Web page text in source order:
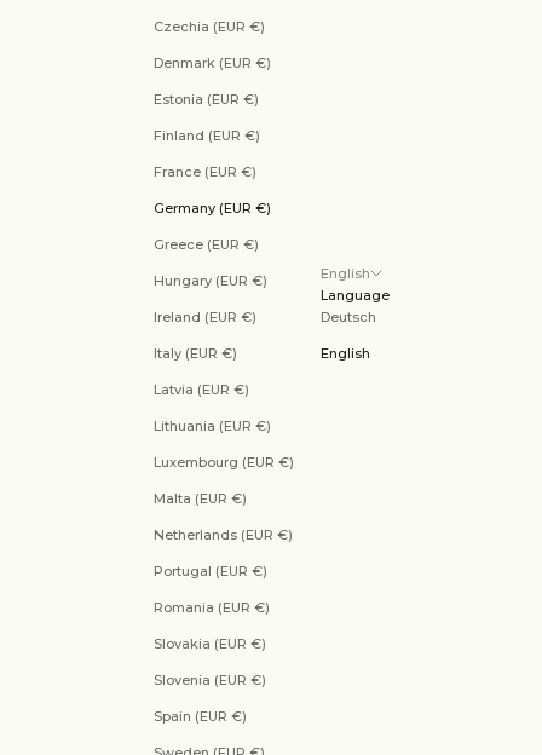
Czechia (EUR €)
Denmark (EUR €)
Estonia (EUR €)
Finland (EUR €)
France (EUR €)
Germany (EUR €)
Greece (EUR €)
Hungary (EUR €)
Ireland (EUR €)
Italy (EUR €)
Latvia (EUR €)
Lithuania (EUR €)
Luxembourg (EUR €)
Malta (EUR €)
Netherlands (EUR €)
Portugal (EUR €)
Romania (EUR €)
Slovakia (EUR €)
Slovenia (EUR €)
Spain (EUR €)
English
Language
Deutsch
English